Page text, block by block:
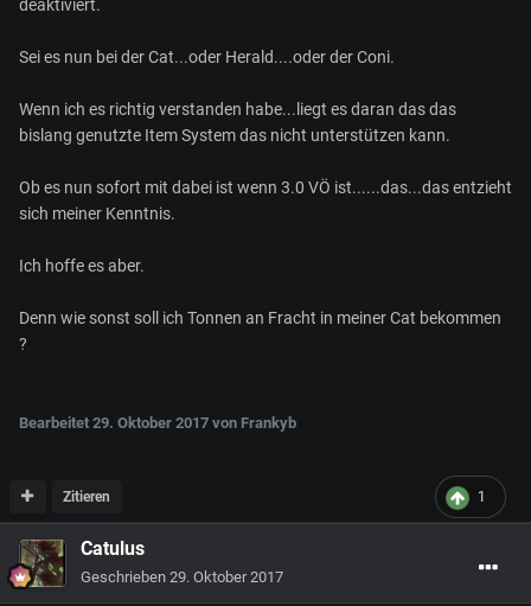
deaktiviert.
Sei es nun bei der Cat...oder Herald....oder der Coni.
Wenn ich es richtig verstanden habe...liegt es daran das das
bislang genutzte Item System das nicht unterstützen kann.
Ob es nun sofort mit dabei ist wenn 3.0 VÖ ist......das...das entzieht
sich meiner Kenntnis.
Ich hoffe es aber.
Denn wie sonst soll ich Tonnen an Fracht in meiner Cat bekommen
?
Bearbeitet 29. Oktober 2017 von Frankyb
1
Zitieren
Catulus
Geschrieben 29. Oktober 2017